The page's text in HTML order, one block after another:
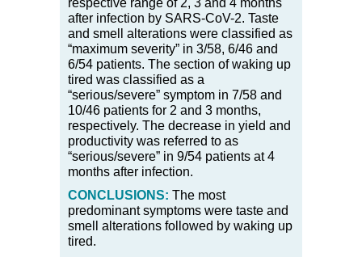
respective range of 2, 3 and 4 months
after infection by SARS-CoV-2. Taste
and smell alterations were classified as
“maximum severity” in 3/58, 6/46 and
6/54 patients. The section of waking up
tired was classified as a
“serious/severe” symptom in 7/58 and
10/46 patients for 2 and 3 months,
respectively. The decrease in yield and
productivity was referred to as
“serious/severe” in 9/54 patients at 4
months after infection.
CONCLUSIONS: The most
predominant symptoms were taste and
smell alterations followed by waking up
tired.